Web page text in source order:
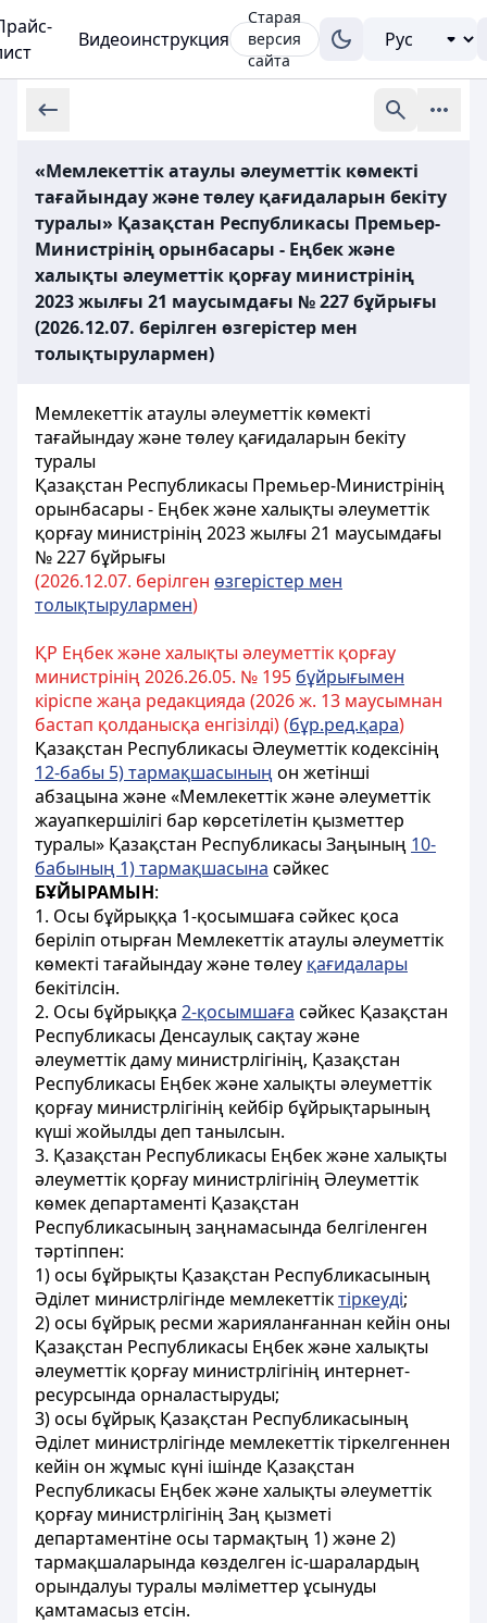
Видеоинструкция
Старая
версия
сайта
«Мемлекеттік атаулы әлеуметтік көмекті
тағайындау және төлеу қағидаларын бекіту
туралы» Қазақстан Республикасы Премьер-
Министрінің орынбасары - Еңбек және
халықты әлеуметтік қорғау министрінің
2023 жылғы 21 маусымдағы № 227 бұйрығы
(2026.12.07. берілген өзгерістер мен
толықтырулармен)
Мемлекеттік атаулы әлеуметтік көмекті
тағайындау және төлеу қағидаларын бекіту
туралы
Қазақстан Республикасы Премьер-Министрінің
орынбасары - Еңбек және халықты әлеуметтік
қорғау министрінің 2023 жылғы 21 маусымдағы
№ 227 бұйрығы
(2026.12.07. берілген өзгерістер мен
толықтырулармен)
ҚР Еңбек және халықты әлеуметтік қорғау
министрінің 2026.26.05. № 195 бұйрығымен
кіріспе жаңа редакцияда (2026 ж. 13 маусымнан
бастап қолданысқа енгізілді) (бұр.ред.қара)
Қазақстан Республикасы Әлеуметтік кодексінің
12-бабы 5) тармақшасының он жетінші
абзацына және «Мемлекеттік және әлеуметтік
жауапкершілігі бар көрсетілетін қызметтер
туралы» Қазақстан Республикасы Заңының 10-
бабының 1) тармақшасына сәйкес
БҰЙЫРАМЫН:
1. Осы бұйрыққа 1-қосымшаға сәйкес қоса
беріліп отырған Мемлекеттік атаулы әлеуметтік
көмекті тағайындау және төлеу қағидалары
бекітілсін.
2. Осы бұйрыққа 2-қосымшаға сәйкес Қазақстан
Республикасы Денсаулық сақтау және
әлеуметтік даму министрлігінің, Қазақстан
Республикасы Еңбек және халықты әлеуметтік
қорғау министрлігінің кейбір бұйрықтарының
күші жойылды деп танылсын.
3. Қазақстан Республикасы Еңбек және халықты
әлеуметтік қорғау министрлігінің Әлеуметтік
көмек департаменті Қазақстан
Республикасының заңнамасында белгіленген
тәртіппен:
1) осы бұйрықты Қазақстан Республикасының
Әділет министрлігінде мемлекеттіктіркеуді;
2) осы бұйрық ресми жарияланғаннан кейін оны
Қазақстан Республикасы Еңбек және халықты
әлеуметтік қорғау министрлігінің интернет-
ресурсында орналастыруды;
3) осы бұйрық Қазақстан Республикасының
Әділет министрлігінде мемлекеттік тіркелгеннен
кейін он жұмыс күні ішінде Қазақстан
Республикасы Еңбек және халықты әлеуметтік
қорғау министрлігінің Заң қызметі
департаментіне осы тармақтың 1) және 2)
тармақшаларында көзделген іс-шаралардың
орындалуы туралы мәліметтер ұсынуды
қамтамасыз етсін.